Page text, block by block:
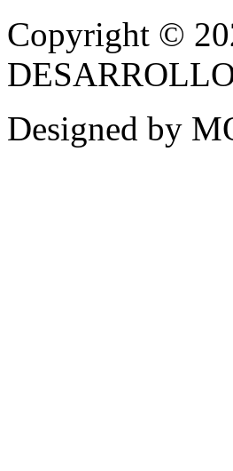
Copyright ©
Designed by